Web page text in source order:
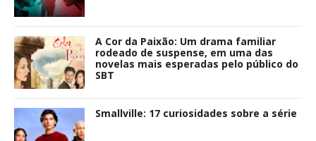
A Cor da Paixão: Um drama familiar
rodeado de suspense, em uma das
novelas mais esperadas pelo público do
SBT
Smallville: 17 curiosidades sobre a série